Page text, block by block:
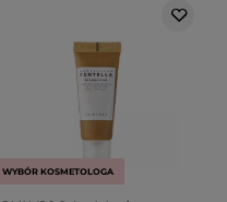
WYBÓR KOSMETOLOGA